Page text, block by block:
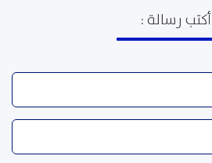
أكتب رسالة :